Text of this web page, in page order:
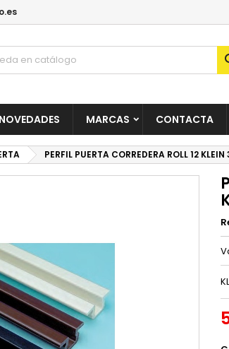
NOVEDADES MARCAS CONTACTA
PERFIL PUERTA CORREDERA ROLL 12